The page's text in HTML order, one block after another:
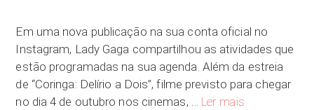
Em uma nova publicação na sua conta oficial no
Instagram, Lady Gaga compartilhou as atividades que
estão programadas na sua agenda. Além da estreia
de “Coringa: Delírio a Dois”, filme previsto para chegar
no dia 4 de outubro nos cinemas, … Ler mais